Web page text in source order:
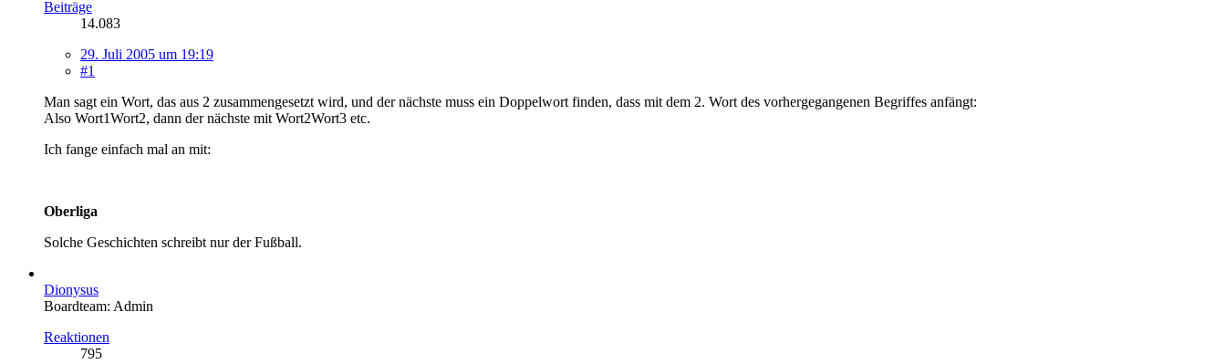
Beiträge
14.083
29. Juli 2005 um 19:19
#1
Man sagt ein Wort, das aus 2 zusammengesetzt wird, und der nächste muss ein Doppelwort finden, dass mit dem 2. Wort des vorhergegangenen Begriffes anfängt:
Also Wort1Wort2, dann der nächste mit Wort2Wort3 etc.
Ich fange einfach mal an mit:
Oberliga
Solche Geschichten schreibt nur der Fußball.
Dionysus
Boardteam: Admin
Reaktionen
795